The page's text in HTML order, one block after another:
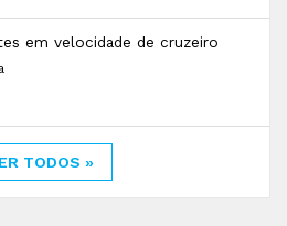
em velocidade de cruzeiro
TODOS »